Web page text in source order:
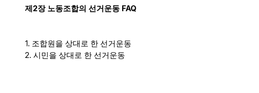
제 2장 노동조합의 선거운동 FAQ
1. 조합원을 상대로 한 선거운동
2. 시민을 상대로 한 선거운동